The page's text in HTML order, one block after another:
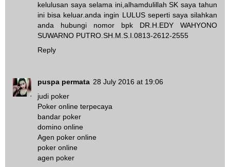
kelulusan saya selama ini,alhamdulillah SK saya tahun
ini bisa keluar.anda ingin LULUS seperti saya silahkan
anda hubungi nomor bpk DR.H.EDY WAHYONO
SUWARNO PUTRO.SH.M.S.I.0813-2612-2555
Reply
puspa permata 28 July 2016 at 19:06
judi poker
Poker online terpecaya
bandar poker
domino online
Agen poker online
poker online
agen poker